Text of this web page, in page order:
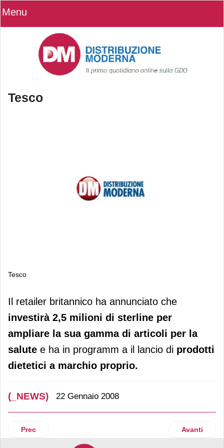
Menu
Tesco
Tesco
Tesco
Il retailer britannico ha annunciato che
investirà 2,5 milioni di sterline per
ampliare la sua gamma di articoli per la
salute e ha in programm a il lancio di prodotti
dietetici a marchio proprio.
(_NEWS) 22 Gennaio 2008
Articolo precedente: Logitech
Prec Articolo
Avanti